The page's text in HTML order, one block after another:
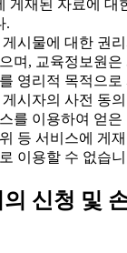
게재된 자료에 대
.
시물에 대한 권리
며, 교육정보원
영리적 목적으
시자의 사전 동
를 이용하여 얻
등 서비스에 게
이용할 수 없습
신청 및